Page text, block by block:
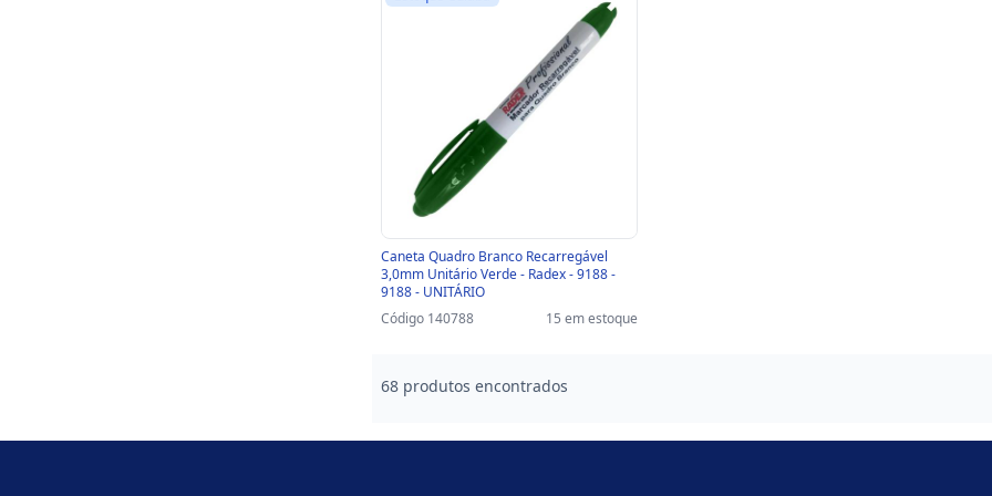
Caneta Quadro Branco Recarregável
3,0mm Unitário Verde - Radex - 9188 -
9188 - UNITÁRIO
Código 140788
15 em estoque
68 produtos encontrados